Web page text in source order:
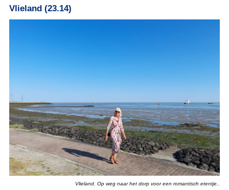
Vlieland (23.14)
Vlieland. Op weg naar het dorp voor een romantisch etentje..